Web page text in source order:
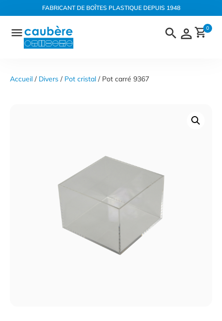
Panneau de gestion des cookies
au
contenu
FABRICANT DE BOÎTES PLASTIQUE DEPUIS 1948
0
Accueil / Divers / Pot cristal / Pot carré 9367